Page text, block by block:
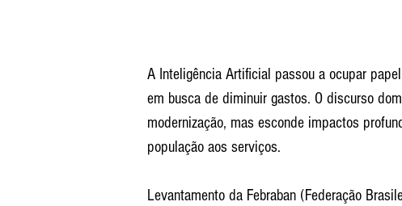
A Inteligência Artificial passou a ocupar
em busca de diminuir gastos. O discurso
modernização, mas esconde impactos
população aos serviços.
Levantamento da Febraban (Federação